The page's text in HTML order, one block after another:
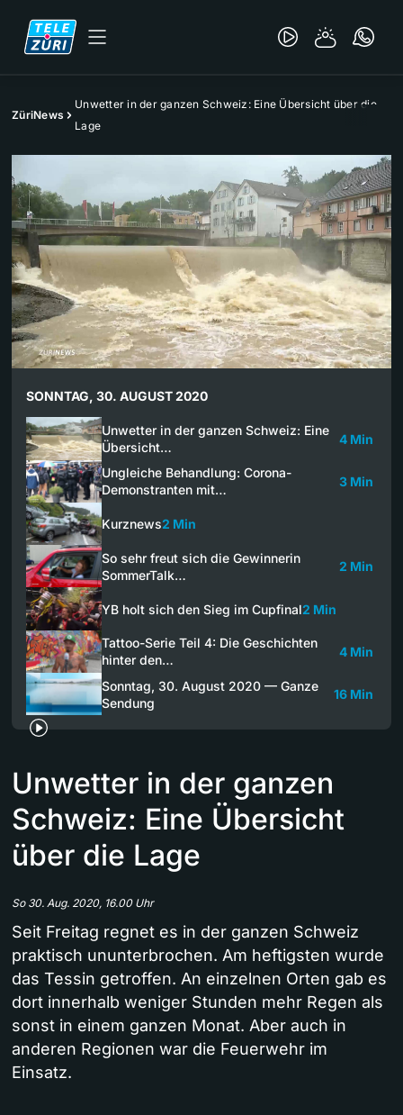
ZüriNews
Unwetter in der ganzen Schweiz: Eine Übersicht über die
Lage
SONNTAG, 30. AUGUST 2020
Unwetter in der ganzen Schweiz: Eine
Übersicht…
4 Min
Ungleiche Behandlung: Corona-
Demonstranten mit…
3 Min
Kurznews2 Min
So sehr freut sich die Gewinnerin
SommerTalk…
2 Min
YB holt sich den Sieg im Cupfinal2 Min
Tattoo-Serie Teil 4: Die Geschichten
hinter den…
4 Min
Sonntag, 30. August 2020 — Ganze
Sendung
16 Min
Unwetter in der ganzen
Schweiz: Eine Übersicht
über die Lage
So 30. Aug. 2020, 16.00 Uhr
Seit Freitag regnet es in der ganzen Schweiz
praktisch ununterbrochen. Am heftigsten wurde
das Tessin getroffen. An einzelnen Orten gab es
dort innerhalb weniger Stunden mehr Regen als
sonst in einem ganzen Monat. Aber auch in
anderen Regionen war die Feuerwehr im
Einsatz.